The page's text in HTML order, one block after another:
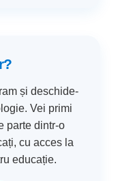
și deschide-
Vei primi
parte dintr-o
cu acces la
educație.